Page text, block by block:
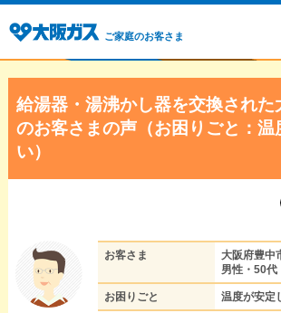
ご家庭のお客さま
給湯器・湯沸かし器を交換された
のお客さまの声（お困りごと：温
い）
お客さま
大阪府豊中
男性・50代
お困りごと 温度が安定